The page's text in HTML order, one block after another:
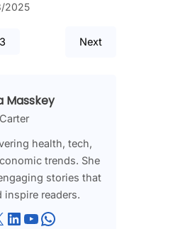
2025
3 Next
Masskey
Carter
health, tech,
trends. She
stories that
inspire readers.
LinkedIn YouTube WhatsApp